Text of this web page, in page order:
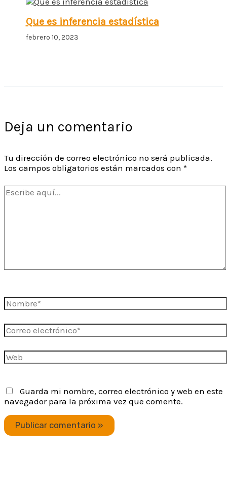
Que es inferencia estadística
febrero 10, 2023
Deja un comentario
Tu dirección de correo electrónico no será publicada.
Los campos obligatorios están marcados con *
Escribe
Nombre*
Correo
electrónico*
Web
Guarda mi nombre, correo electrónico y web en este
navegador para la próxima vez que comente.